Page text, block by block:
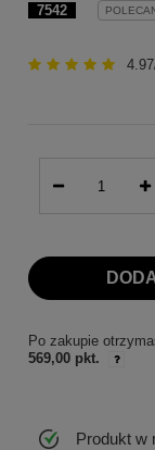
7542
Po zakupie
569,00 pkt.
Produkt w